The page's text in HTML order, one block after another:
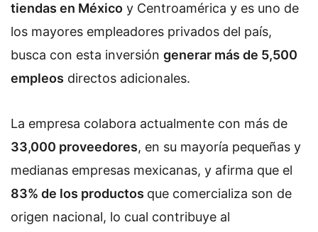
tiendas en México y Centroamérica y es uno de
los mayores empleadores privados del país,
busca con esta inversión generar más de 5,500
empleos directos adicionales.
La empresa colabora actualmente con más de
33,000 proveedores, en su mayoría pequeñas y
medianas empresas mexicanas, y afirma que el
83% de los productos que comercializa son de
origen nacional, lo cual contribuye al